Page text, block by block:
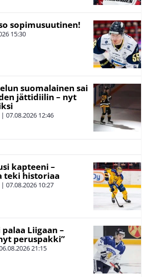
sopimusuutinen!
15:30
suomalainen sai
jättidiilin – nyt
| 07.08.2026 12:46
kapteeni –
teki historiaa
| 07.08.2026 10:27
Liigaan –
peruspakki”
21:15